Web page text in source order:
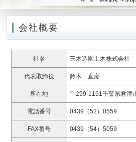
会社概要
社名 三木造園土木株式会社
代表取締役 鈴木 直彦
所在地 〒299-1161千葉県君津
電話番号 0439（52）0559
FAX番号 0439（54）5059